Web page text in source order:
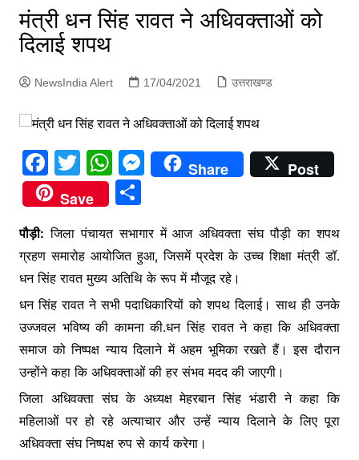
मंत्री धन सिंह रावत ने अधिवक्ताओं को
दिलाई शपथ
NewsIndia Alert 17/04/2021 उत्तराखण्ड
F
a
c
e
b
o
o
k
T
w
itt
er
W
h
at
s
A
p
p
M
e
s
e
n
g
er
Share
Post
Save
S
ar
e
पौड़ी: जिला पंचायत सभागार में आज अधिवक्ता संघ पौड़ी का शपथ
ग्रहण समारोह आयोजित हुआ, जिसमें प्रदेश के उच्च शिक्षा मंत्री डॉ.
धन सिंह रावत मुख्य अतिथि के रूप में मौजूद रहे।
धन सिंह रावत ने सभी पदाधिकारियों को शपथ दिलाई। साथ ही उनके
उज्जवल भविष्य की कामना की.धन सिंह रावत ने कहा कि अधिवक्ता
समाज को निष्पक्ष न्याय दिलाने में अहम भूमिका रखते हैं। इस दौरान
उन्होंने कहा कि अधिवक्ताओं की हर संभव मदद की जाएगी।
जिला अधिवक्ता संघ के अध्यक्ष मेहरबान सिंह भंडारी ने कहा कि
महिलाओं पर हो रहे अत्याचार और उन्हें न्याय दिलाने के लिए पूरा
अधिवक्ता संघ निष्पक्ष रुप से कार्य करेगा।